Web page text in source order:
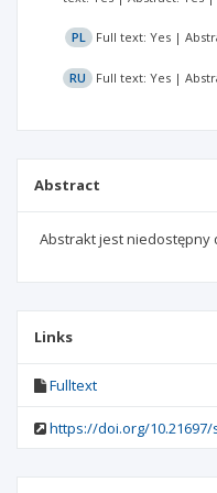
PL
Full text: Yes |
RU
Full text: Yes |
Abstract
Abstrakt jest niedostępny
Links
Fulltext
https://doi.org/10.21697/